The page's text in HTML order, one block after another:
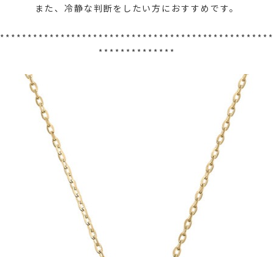
また、冷静な判断をしたい方におすすめです。
**************